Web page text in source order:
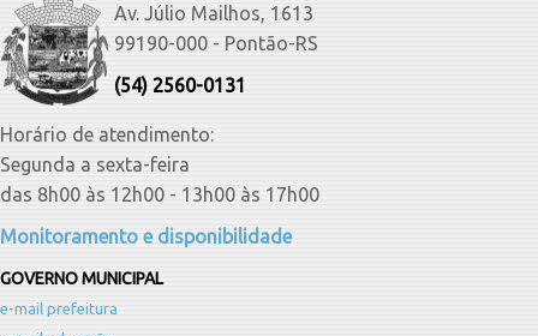
Av. Júlio Mailhos, 1613
99190-000 - Pontão-RS
(54) 2560-0131
Horário de atendimento:
Segunda a sexta-feira
das 8h00 às 12h00 - 13h00 às 17h00
Monitoramento e disponibilidade
GOVERNO MUNICIPAL
e-mail prefeitura